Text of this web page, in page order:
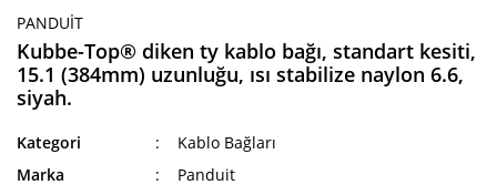
PANDUIT
Kubbe-Top® diken ty kablo bağı, standart kesiti,
15.1 (384mm) uzunluğu, ısı stabilize naylon 6.6,
siyah.
Kategori
Kablo Bağları
Marka
Panduit